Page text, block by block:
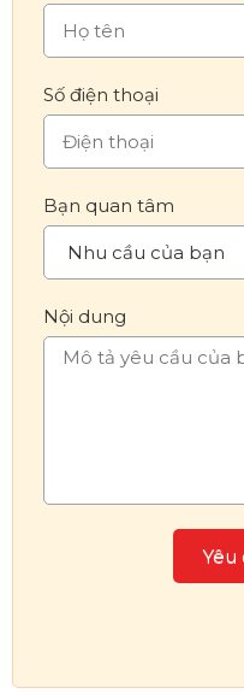
Số điện thoại
Bạn quan tâm
Nội dung